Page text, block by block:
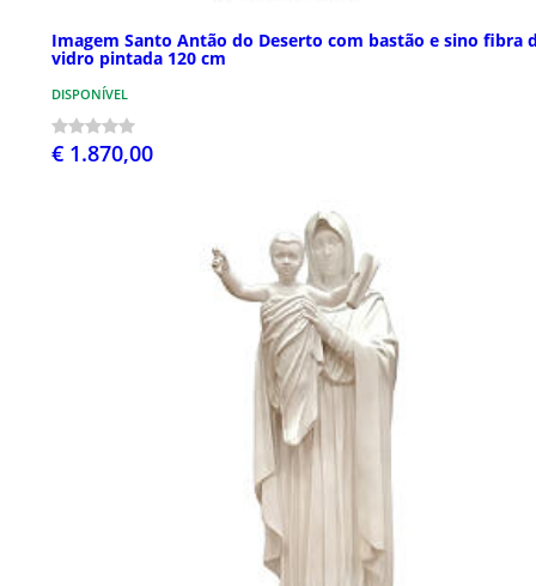
Imagem Santo Antão do Deserto com bastão e sino fibra
vidro pintada 120 cm
DISPONÍVEL
€ 1.870,00